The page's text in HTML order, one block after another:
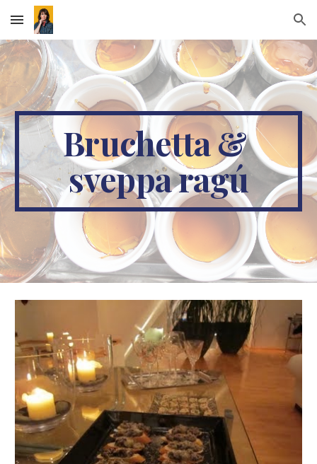
Skip to main content Skip to navigation
Bruchetta &
sveppa ragú